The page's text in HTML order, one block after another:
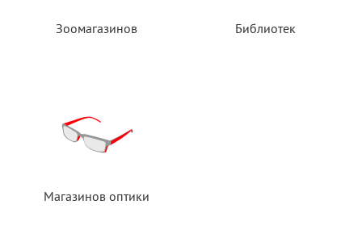
Зоомагазинов Библиотек
Магазинов оптики